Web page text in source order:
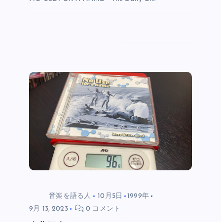
音楽を語る人 10月5日
1999年
9月 13, 2023
0 コメント